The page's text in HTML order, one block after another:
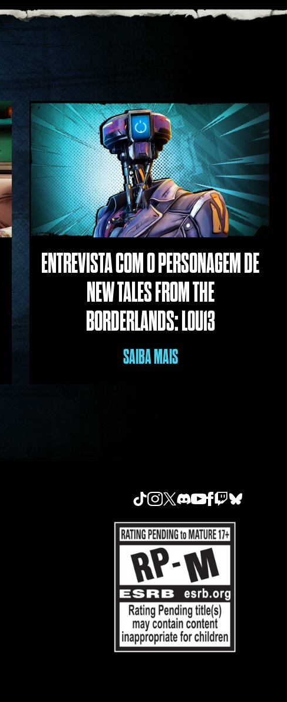
ENTREVISTA COM O PERSONAGEM DE
NEW TALES FROM THE
BORDERLANDS: L0U13
SAIBA MAIS